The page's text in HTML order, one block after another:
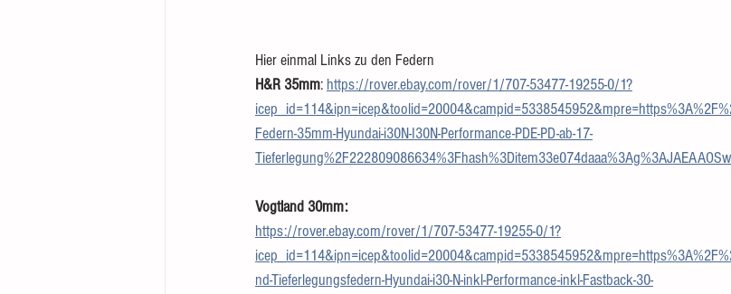
Hier einmal Links zu den Federn
H&R 35mm: https://rover.ebay.com/rover/1/707-53477-19255-0/1?
Federn-35mm-Hyundai-i30N-I30N-Performance-PDE-PD-ab-17-
Vogtland 30mm:
https://rover.ebay.com/rover/1/707-53477-19255-0/1?
nd-Tieferlegungsfedern-Hyundai-i30-N-inkl-Performance-inkl-Fastback-30-